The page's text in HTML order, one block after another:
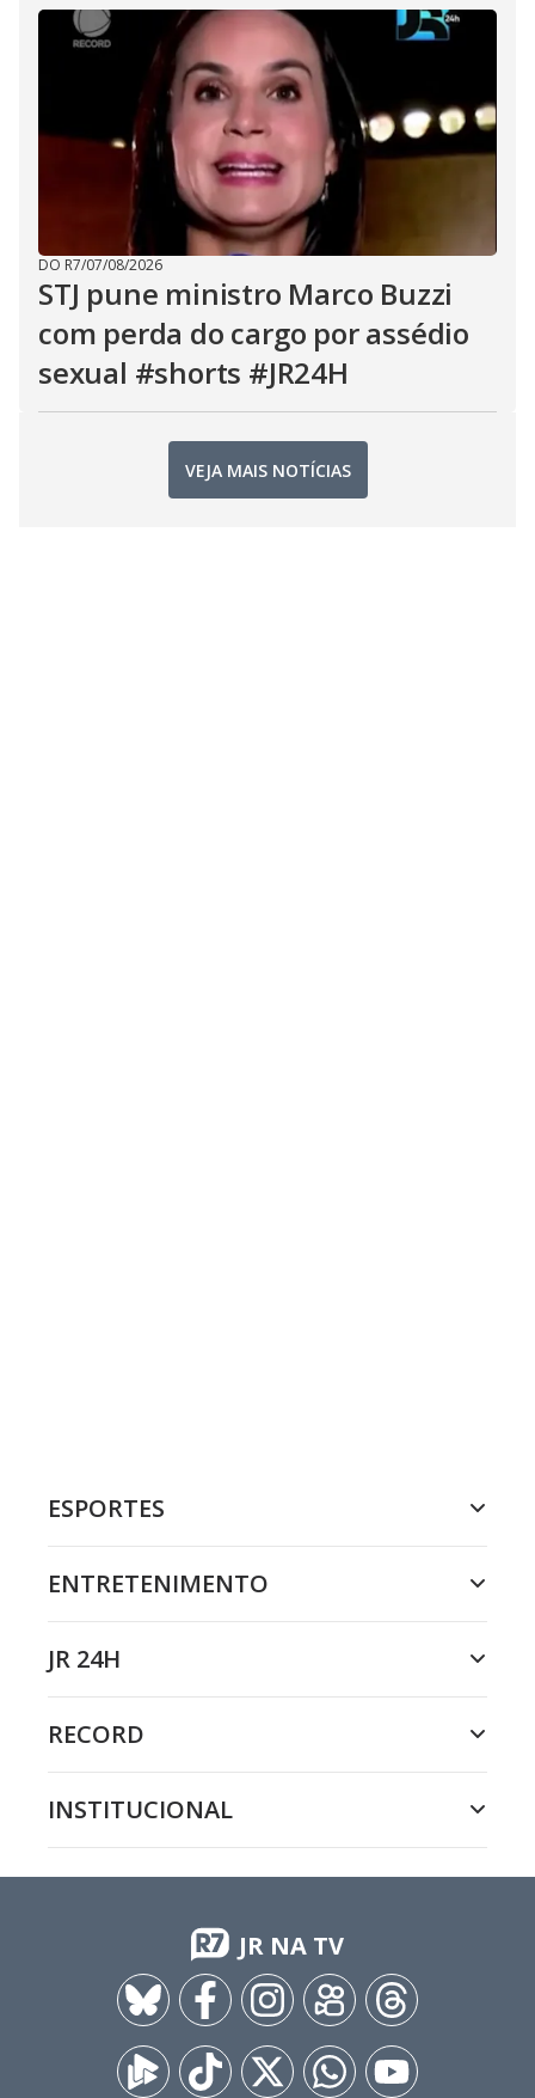
DO R7/07/08/2026
STJ pune ministro Marco Buzzi
com perda do cargo por assédio
sexual #shorts #JR24H
VEJA MAIS NOTÍCIAS
ESPORTES
ENTRETENIMENTO
JR 24H
RECORD
INSTITUCIONAL
JR NA TV